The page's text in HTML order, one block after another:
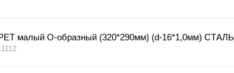
малый О-образный (320*290мм) (d-16*1,0мм) СТАЛЬ